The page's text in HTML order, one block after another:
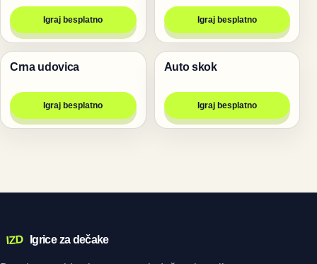
Igraj besplatno Igraj besplatno
Životinje
Crna udovica
Igraj besplatno
Trke
Auto skok
Igraj besplatno
IZD Igrice za dečake